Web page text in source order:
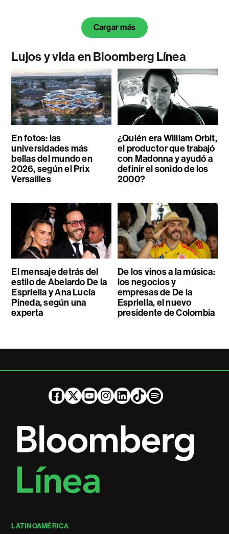
Cargar más
Lujos y vida en Bloomberg Línea
En fotos: las
universidades más
bellas del mundo en
2026, según el Prix
Versailles
¿Quién era William Orbit,
el productor que trabajó
con Madonna y ayudó a
definir el sonido de los
2000?
El mensaje detrás del
estilo de Abelardo De la
Espriella y Ana Lucía
Pineda, según una
experta
De los vinos a la música:
los negocios y
empresas de De la
Espriella, el nuevo
presidente de Colombia
LATINOAMÉRICA